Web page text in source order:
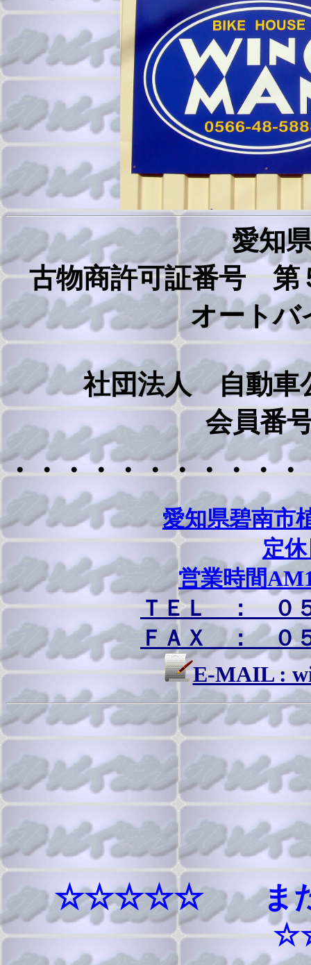
愛知
古物商許可証番号 第
オートバ
社団法人 自動車
会員番
・・・・・・・・・・
愛知県碧南市
定
営業時間
ＴＥＬ ： ０５
ＦＡＸ ： ０
E-MAIL :
☆☆☆☆☆ また